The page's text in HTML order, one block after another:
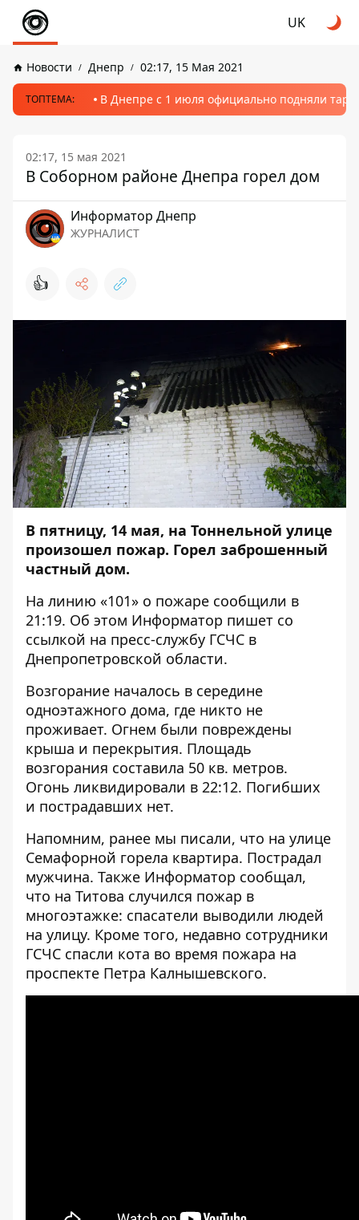
UK
Новости Днепр 02:17, 15 Мая 2021
ТОПТЕМА: В Днепре с 1 июля официально подняли
02:17, 15 мая 2021
В Соборном районе Днепра горел дом
Информатор Днепр
ЖУРНАЛИСТ
👍
В пятницу, 14 мая, на Тоннельной улице
произошел пожар. Горел заброшенный
частный дом.
На линию «101» о пожаре сообщили в
21:19. Об этом Информатор пишет со
ссылкой на пресс-службу ГСЧС в
Днепропетровской области.
Возгорание началось в середине
одноэтажного дома, где никто не
проживает. Огнем были повреждены
крыша и перекрытия. Площадь
возгорания составила 50 кв. метров.
Огонь ликвидировали в 22:12. Погибших
и пострадавших нет.
Напомним, ранее мы писали, что на улице
Семафорной горела квартира. Пострадал
мужчина. Также Информатор сообщал,
что на Титова случился пожар в
многоэтажке: спасатели выводили людей
на улицу. Кроме того, недавно сотрудники
ГСЧС спасли кота во время пожара на
проспекте Петра Калнышевского.